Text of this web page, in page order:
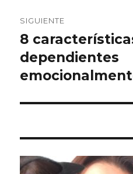
SIGUIENTE
Entrada
siguiente:
8
dependientes